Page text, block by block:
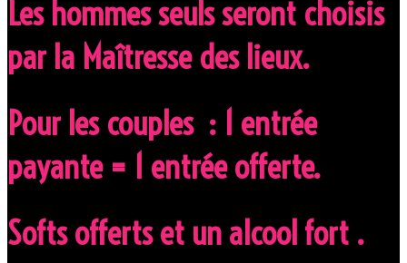
Les hommes seuls seront choisis
par la Maîtresse des lieux.
Pour les couples : 1 entrée
payante = 1 entrée offerte.
Softs offerts et un alcool fort .